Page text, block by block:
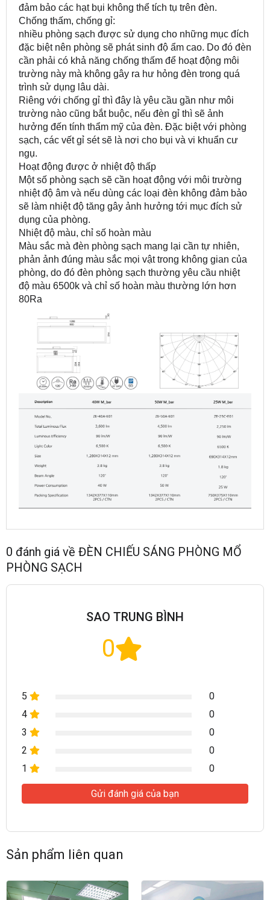
đảm bảo các hạt bụi không thể tích tụ trên đèn.
Chống thấm, chống gỉ:
nhiều phòng sạch được sử dụng cho những mục đích
đặc biệt nên phòng sẽ phát sinh độ ẩm cao. Do đó đèn
cần phải có khả năng chống thấm để hoạt động môi
trường này mà không gây ra hư hỏng đèn trong quá
trình sử dụng lâu dài.
Riêng với chống gỉ thì đây là yêu cầu gần như môi
trường nào cũng bắt buộc, nếu đèn gỉ thì sẽ ảnh
hưởng đến tính thẩm mỹ của đèn. Đặc biệt với phòng
sạch, các vết gỉ sét sẽ là nơi cho bụi và vi khuẩn cư
ngụ.
Hoạt động được ở nhiệt độ thấp
Một số phòng sạch sẽ cần hoạt động với môi trường
nhiệt độ âm và nếu dùng các loại đèn không đảm bảo
sẽ làm nhiệt độ tăng gây ảnh hưởng tới mục đích sử
dụng của phòng.
Nhiệt độ màu, chỉ số hoàn màu
Màu sắc mà đèn phòng sạch mang lại cần tự nhiên,
phản ảnh đúng màu sắc mọi vật trong không gian của
phòng, do đó đèn phòng sạch thường yêu cầu nhiệt
độ màu 6500k và chỉ số hoàn màu thường lớn hơn
80Ra
0 đánh giá về ĐÈN CHIẾU SÁNG PHÒNG MỔ
PHÒNG SẠCH
SAO TRUNG BÌNH
0
5
0
4
0
3
0
2
0
1
0
Gửi đánh giá của bạn
Sản phẩm liên quan